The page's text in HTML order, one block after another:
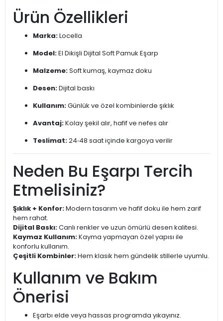
Ürün Özellikleri
Marka:Locella
Model:El Dikişli Dijital Soft Pamuk Eşarp
Malzeme:Soft kumaş, kaymaz doku
Desen:Dijital baskı
Kullanım:Günlük ve özel kombinlerde şıklık
Avantaj:Kolay şekil alır, hafif ve nefes alır
Teslimat:24‑48 saat içinde kargoya verilir
Neden Bu Eşarpı Tercih
Etmelisiniz?
Şıklık + Konfor:Modern tasarım ve hafif doku ile hem zarif
hem rahat.
Dijital Baskı:Canlı renkler ve uzun ömürlü desen kalitesi.
Kaymaz Kullanım:Kayma yapmayan özel yapısı ile
konforlu kullanım.
Çeşitli Kombinler:Hem klasik hem gündelik stillerle uyumlu.
Kullanım ve Bakım
Önerisi
Eşarbı elde veya hassas programda yıkayınız.